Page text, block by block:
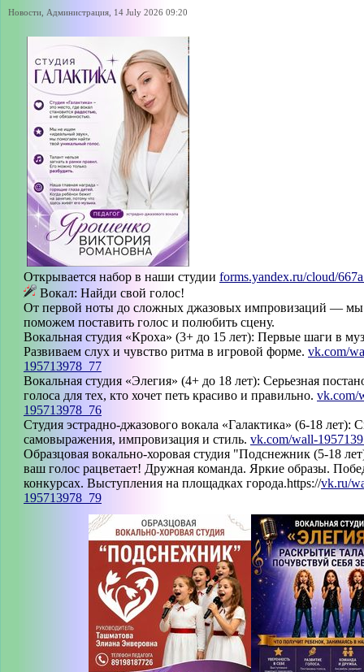
Новости, Администрация, 14 July 2026 09:20
Открывается набор в наши студии forms.yandex.ru/cloud/
Вокал: Найди свой голос!
От первой ноты до сложных джазовых импровизаций — мы
поможем поставить голос и полюбить сцену.
Вокальная студия «Кроха» (3+ до 15 лет): Первые шаги в
Развиваем слух и чувство ритма в игровой форме. vk.com/
195713978_77
Вокальная студия «Элегия» (4+ до 18 лет): Серьезная
голоса для тех, кто хочет петь красиво и правильно. vk.com/
195713978_76
Студия эстрадно-джазового вокала «Галактика» (6-18 лет):
самовыражения, импровизация и стиль. vk.com/wall-
Образцовая вокально-хоровая студия "Подснежник (5-18
ваш голос рацветает! Дружная команда. Яркие образы.
конкурсах. Выступления на площадках города.https://vk.ru/
195713978_79